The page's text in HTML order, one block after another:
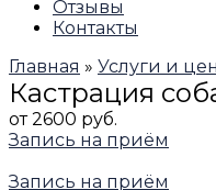
Отзывы
Контакты
Главная » Услуги и
Кастрация
от 2600 руб.
Запись на приём
Запись на приём